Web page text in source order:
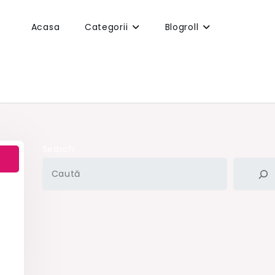
Acasa Categorii Blogroll